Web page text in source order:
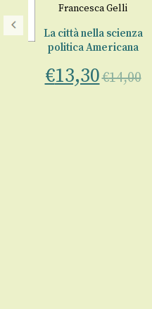
Francesca Gelli
La città nella scienza
politica Americana
€13,30€14,00